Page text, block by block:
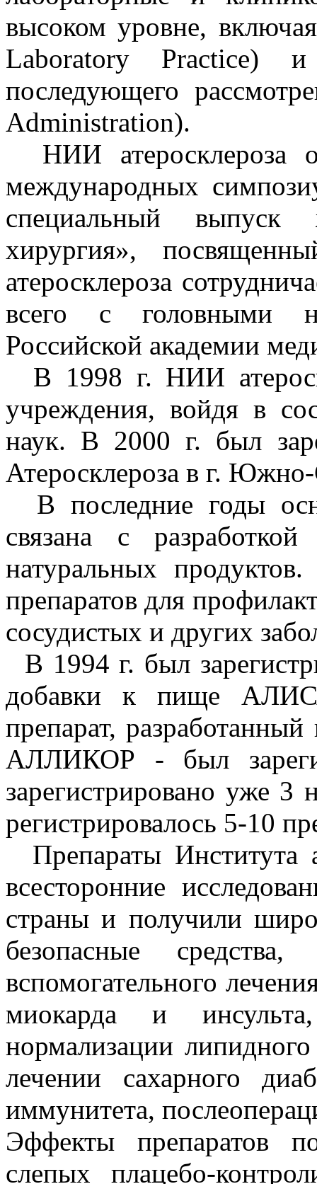
высоком уровне,
Laboratory Practice)
последующего
Administration).
НИИ атеросклероза
международных
специальный выпуск
хирургия»,
атеросклероза
всего с головными
Российской академии
В 1998 г. НИИ
учреждения, войдя в
наук. В 2000 г. был
Атеросклероза в г.
В последние годы
связана с
натуральных
препаратов для
сосудистых и других
В 1994 г. был
добавки к пище
препарат,
АЛЛИКОР - был
зарегистрировано уже
регистрировалось 5-10
Препараты Института
всесторонние
страны и получили
безопасные
вспомогательного
миокарда и
нормализации
лечении сахарного
иммунитета,
Эффекты препаратов
слепых плацебо-